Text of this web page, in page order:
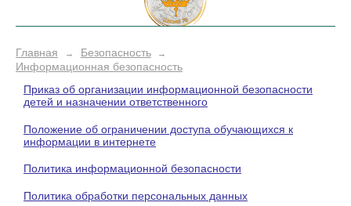
Главная → Безопасность →
Информационная безопасность
Приказ об организации информационной безопасности
детей и назначении ответственного
Положение об ограничении доступа обучающихся к
информации в интернете
Политика информационной безопасности
Политика обработки персональных данных